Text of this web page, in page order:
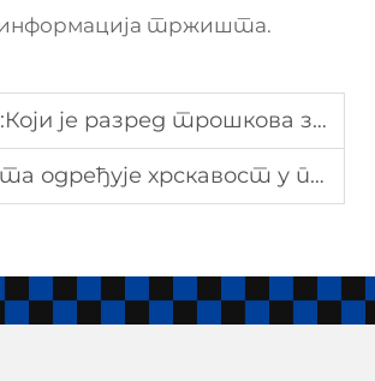
тржишта.
Који је разред трошкова за индустријску машину за пшеничне чипове
хрскавост у производњи кукурузних плочица